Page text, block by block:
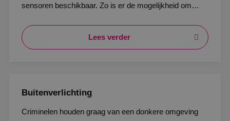
sensoren beschikbaar. Zo is er de mogelijkheid om
werkzaam is.
Lees verder
Buitenverlichting
Criminelen houden graag van een donkere omgeving